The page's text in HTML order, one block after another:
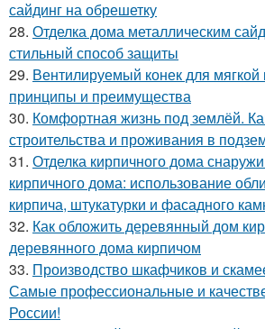
сайдинг на обрешетку
28. Отделка дома металлическим
стильный способ защиты
29. Вентилируемый конек для
принципы и преимущества
30. Комфортная жизнь под землёй.
строительства и проживания в
31. Отделка кирпичного дома
кирпичного дома: использование
кирпича, штукатурки и фасадного
32. Как обложить деревянный дом
деревянного дома кирпичом
33. Производство шкафчиков и
Самые профессиональные и
России!